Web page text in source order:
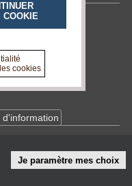
Je paramètre mes choix
COOKIE
cookies